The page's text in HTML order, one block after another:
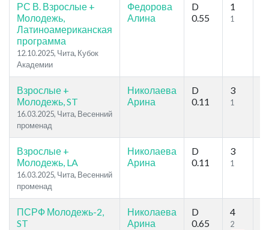
РС В. Взрослые +
Молодежь,
Латиноамериканская
программа
12.10.2025, Чита, Кубок
Академии
Федорова
Алина
D
0.55
1
1
Взрослые +
Молодежь, ST
16.03.2025, Чита, Весенний
променад
Николаева
Арина
D
0.11
3
1
Взрослые +
Молодежь, LA
16.03.2025, Чита, Весенний
променад
Николаева
Арина
D
0.11
3
1
ПСРФ Молодежь-2,
ST
Николаева
Арина
D
0.65
4
2